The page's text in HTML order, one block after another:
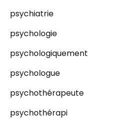
psychiatrie
psychologie
psychologiquement
psychologue
psychothérapeute
psychothérapi